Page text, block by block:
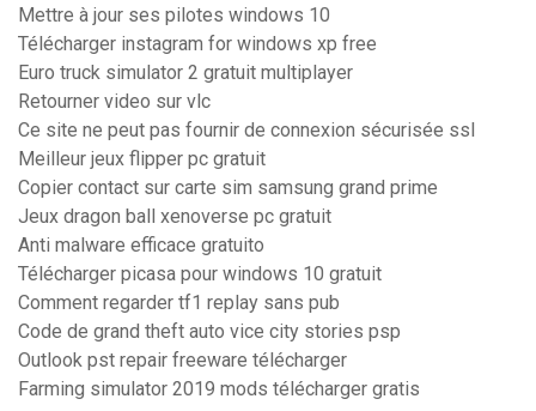
Mettre à jour ses pilotes windows 10
Télécharger instagram for windows xp free
Euro truck simulator 2 gratuit multiplayer
Retourner video sur vlc
Ce site ne peut pas fournir de connexion sécurisée ssl
Meilleur jeux flipper pc gratuit
Copier contact sur carte sim samsung grand prime
Jeux dragon ball xenoverse pc gratuit
Anti malware efficace gratuito
Télécharger picasa pour windows 10 gratuit
Comment regarder tf1 replay sans pub
Code de grand theft auto vice city stories psp
Outlook pst repair freeware télécharger
Farming simulator 2019 mods télécharger gratis